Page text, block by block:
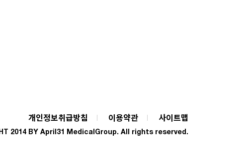
개인정보취급방침 이용약관 사이트맵
2014 BY April31 MedicalGroup. All rights reserved.